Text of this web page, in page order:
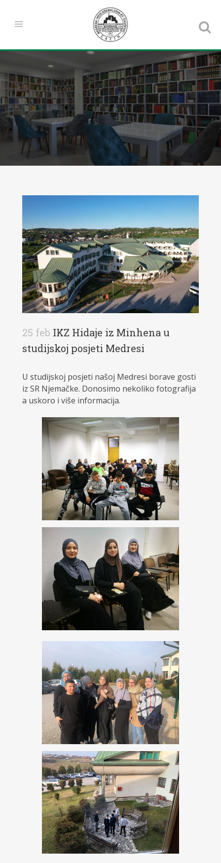
25 feb IKZ Hidaje iz Minhena u
studijskoj posjeti Medresi
U studijskoj posjeti našoj Medresi borave gosti
iz SR Njemačke. Donosimo nekoliko fotografija
a uskoro i više informacija.